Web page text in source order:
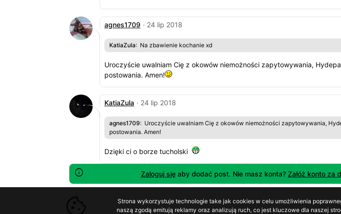
agnes1709 · 24 lip 2018
KatiaZula: Na zbawienie kochanie xd
Uroczyście uwalniam Cię z okowów niemożności zapytowywania,
postowania. Amen!
KatiaZula · 24 lip 2018
agnes1709: Uroczyście uwalniam Cię z okowów niemożności zapytowywania,
postowania. Amen!
Dzięki ci o borze tucholski
Zaloguj sięaby dodać post. Nie masz konta? Załóż konto za
Strona wykorzystuje technologie take jak cookies w celu umożliwienia
naszą zgodą emitują reklamy oraz analizują ruch, co jest kluczowe dla naszej